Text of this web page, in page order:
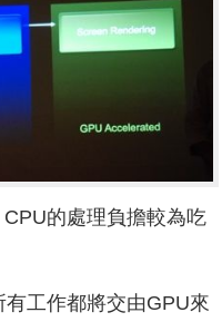
的處理負擔較為吃
工作都將交由GPU來